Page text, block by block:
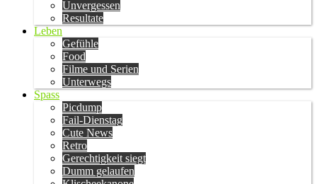
Unvergessen
Resultate
Leben
Gefühle
Food
Filme und Serien
Unterwegs
Spass
Picdump
Fail-Dienstag
Cute News
Retro
Gerechtigkeit siegt
Dumm gelaufen